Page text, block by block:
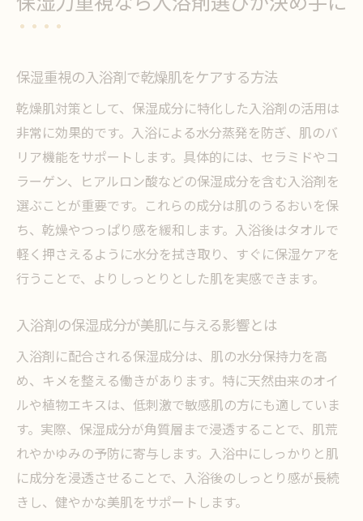
保湿重視の入浴剤で乾燥肌をケアする方法
乾燥肌対策として、保湿成分に特化した入浴剤の活用は
非常に効果的です。入浴による水分蒸発を防ぎ、肌のバ
リア機能をサポートします。具体的には、セラミドやコ
ラーゲン、ヒアルロン酸などの保湿成分を含む入浴剤を
選ぶことが重要です。これらの成分は肌のうるおいを保
ち、乾燥やつっぱり感を緩和します。入浴後はタオルで
軽く押さえるように水分を拭き取り、すぐに保湿ケアを
行うことで、よりしっとりとした肌を実感できます。
入浴剤の保湿成分が美肌に与える影響とは
入浴剤に配合される保湿成分は、肌の水分保持力を高
め、キメを整える働きがあります。特に天然由来のオイ
ルや植物エキスは、低刺激で敏感肌の方にも適していま
す。実際、保湿成分が角質層まで浸透することで、肌荒
れやかゆみの予防に寄与します。入浴中にしっかりと肌
に成分を浸透させることで、入浴後のしっとり感が長続
きし、健やかな美肌をサポートします。